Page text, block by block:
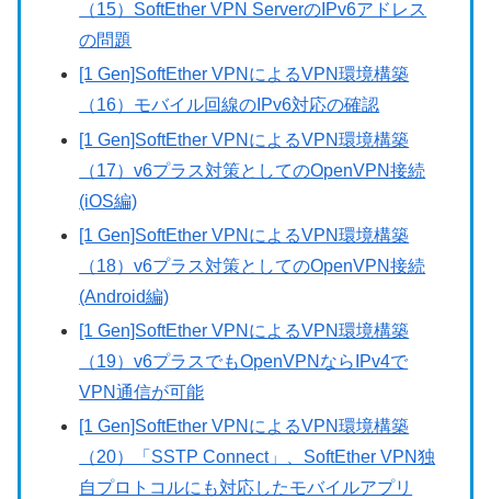
（15）SoftEther VPN ServerのIPv6アドレス
の問題
[1 Gen]SoftEther VPNによるVPN環境構築
（16）モバイル回線のIPv6対応の確認
[1 Gen]SoftEther VPNによるVPN環境構築
（17）v6プラス対策としてのOpenVPN接続
(iOS編)
[1 Gen]SoftEther VPNによるVPN環境構築
（18）v6プラス対策としてのOpenVPN接続
(Android編)
[1 Gen]SoftEther VPNによるVPN環境構築
（19）v6プラスでもOpenVPNならIPv4で
VPN通信が可能
[1 Gen]SoftEther VPNによるVPN環境構築
（20）「SSTP Connect」、SoftEther VPN独
自プロトコルにも対応したモバイルアプリ